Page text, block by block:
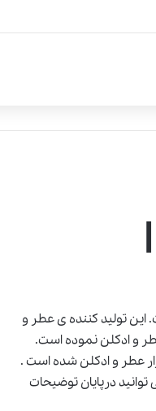
این تولید کننده ی عطر و
عطر و ادکلن نموده است.
بازار عطر و ادکلن شده است .
درپایان توضیحات